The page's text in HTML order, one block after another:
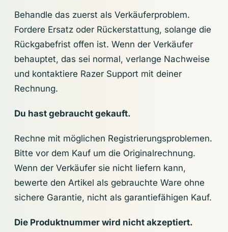
Behandle das zuerst als Verkäuferproblem.
Fordere Ersatz oder Rückerstattung, solange die
Rückgabefrist offen ist. Wenn der Verkäufer
behauptet, das sei normal, verlange Nachweise
und kontaktiere Razer Support mit deiner
Rechnung.
Du hast gebraucht gekauft.
Rechne mit möglichen Registrierungsproblemen.
Bitte vor dem Kauf um die Originalrechnung.
Wenn der Verkäufer sie nicht liefern kann,
bewerte den Artikel als gebrauchte Ware ohne
sichere Garantie, nicht als garantiefähigen Kauf.
Die Produktnummer wird nicht akzeptiert.